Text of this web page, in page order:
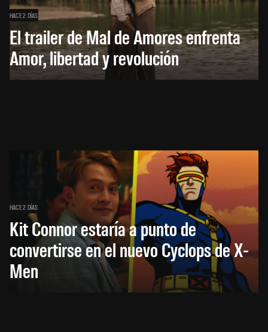
HACE 2 DÍAS
El trailer de Mal de Amores enfrenta
Amor, libertad y revolución
HACE 2 DÍAS
Kit Connor estaría a punto de
convertirse en el nuevo Cyclops de X-
Men